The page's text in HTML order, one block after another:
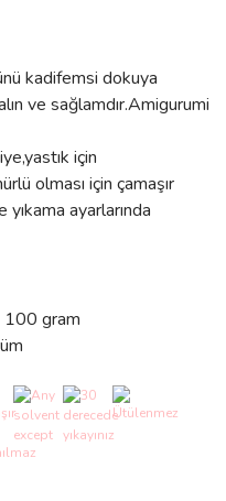
kadifemsi dokuya
ve sağlamdır.Amigurumi
için
olması için çamaşır
ayarlarında
gram